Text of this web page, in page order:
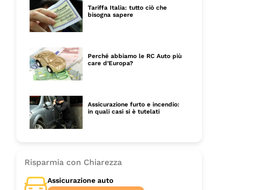
Tariffa Italia: tutto ciò che
bisogna sapere
Perché abbiamo le RC Auto più
care d’Europa?
Assicurazione furto e incendio:
in quali casi si è tutelati
Risparmia con Chiarezza
Assicurazione auto